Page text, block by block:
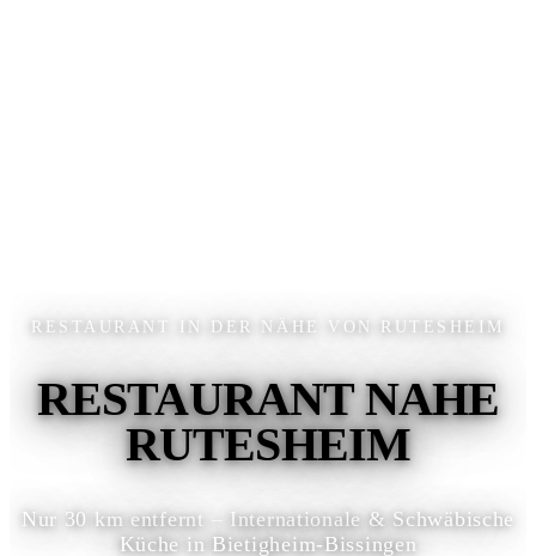
RESTAURANT IN DER NÄHE VON RUTESHEIM
RESTAURANT NAHE
RUTESHEIM
Nur 30 km entfernt – Internationale & Schwäbische
Küche in Bietigheim-Bissingen